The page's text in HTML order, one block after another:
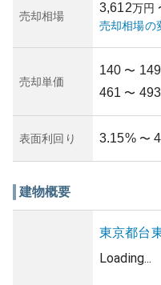
資産性においては、都心
安定的で高いといえるで
の将来的な発展性によっ
リアでの投資には慎重さ
物件となりうる可能性が
お勧めします。
売却相場
3,612万円
売却相場の
売却単価
140 〜 149
461 〜 493
表面利回り 3.15% 〜
建物概要
東京都台
Loading...